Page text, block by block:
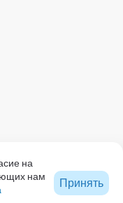
на
нам
Принять